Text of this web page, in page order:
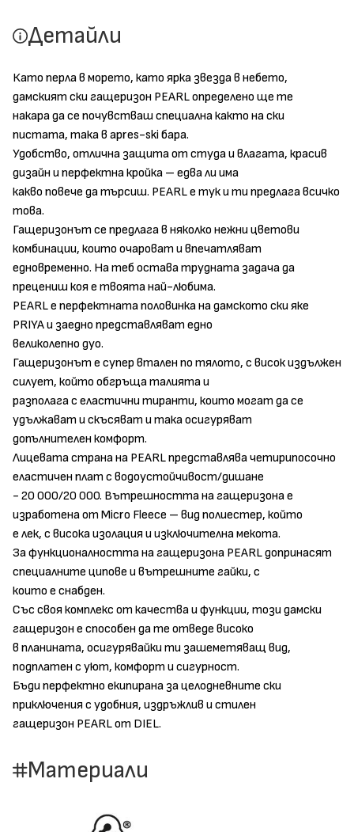
Детайли
Като перла в морето, като ярка звезда в небето,
дамският ски гащеризон PEARL определено ще те
накара да се почувстваш специална както на ски
пистата, така в apres-ski бара.
Удобство, отлична защита от студа и влагата, красив
дизайн и перфектна кройка – едва ли има
какво повече да търсиш. PEARL е тук и ти предлага всичко
това.
Гащеризонът се предлага в няколко нежни цветови
комбинации, които очароват и впечатляват
едновременно. На теб остава трудната задача да
прецениш коя е твоята най-любима.
PEARL е перфектната половинка на дамското ски яке
PRIYA и заедно представляват едно
великолепно дуо.
Гащеризонът е супер втален по тялото, с висок издължен
силует, който обгръща талията и
разполага с еластични тиранти, които могат да се
удължават и скъсяват и така осигуряват
допълнителен комфорт.
Лицевата страна на PEARL представлява четирипосочно
еластичен плат с водоустойчивост/дишане
- 20 000/20 000. Вътрешността на гащеризона е
изработена от Мicro Fleece – вид полиестер, който
е лек, с висока изолация и изключителна мекота.
За функционалността на гащеризона PEARL допринасят
специалните ципове и вътрешните гайки, с
които е снабден.
Със своя комплекс от качества и функции, този дамски
гащеризон е способен да те отведе високо
в планината, осигурявайки ти зашеметяващ вид,
подплатен с уют, комфорт и сигурност.
Бъди перфектно екипирана за целодневните ски
приключения с удобния, издръжлив и стилен
гащеризон PEARL от DIEL.
Материали